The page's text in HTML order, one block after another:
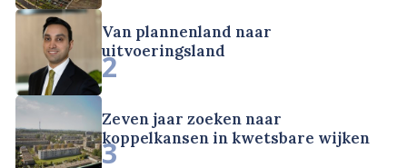
Van plannenland naar
uitvoeringsland
2
Zeven jaar zoeken naar
koppelkansen in kwetsbare wijken
3